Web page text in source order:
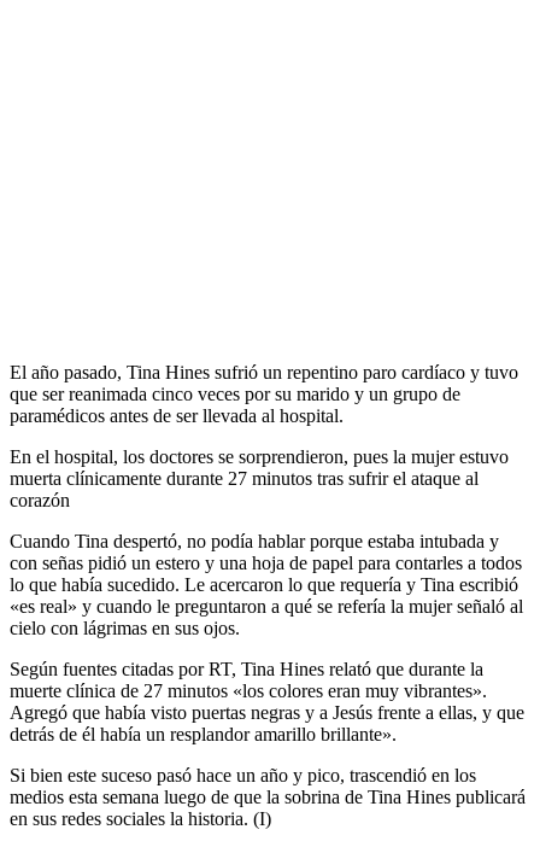
El año pasado, Tina Hines sufrió un repentino paro cardíaco y tuvo
que ser reanimada cinco veces por su marido y un grupo de
paramédicos antes de ser llevada al hospital.
En el hospital, los doctores se sorprendieron, pues la mujer estuvo
muerta clínicamente durante 27 minutos tras sufrir el ataque al
corazón
Cuando Tina despertó, no podía hablar porque estaba intubada y
con señas pidió un estero y una hoja de papel para contarles a todos
lo que había sucedido. Le acercaron lo que requería y Tina escribió
«es real» y cuando le preguntaron a qué se refería la mujer señaló al
cielo con lágrimas en sus ojos.
Según fuentes citadas por RT, Tina Hines relató que durante la
muerte clínica de 27 minutos «los colores eran muy vibrantes».
Agregó que había visto puertas negras y a Jesús frente a ellas, y que
detrás de él había un resplandor amarillo brillante».
Si bien este suceso pasó hace un año y pico, trascendió en los
medios esta semana luego de que la sobrina de Tina Hines publicará
en sus redes sociales la historia. (I)